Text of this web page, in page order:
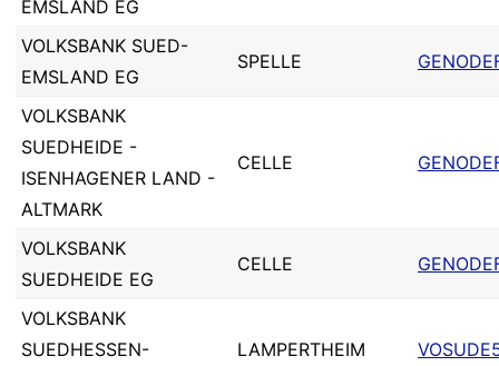
EMSLAND EG
VOLKSBANK SUED-
EMSLAND EG
SPELLE
VOLKSBANK
SUEDHEIDE -
ISENHAGENER LAND -
ALTMARK
CELLE
VOLKSBANK
SUEDHEIDE EG
CELLE
VOLKSBANK
SUEDHESSEN-
LAMPERTHEIM